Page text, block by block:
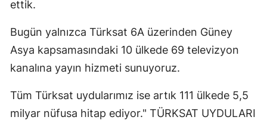
ettik.
Bugün yalnızca Türksat 6A üzerinden Güney
Asya kapsamasındaki 10 ülkede 69 televizyon
kanalına yayın hizmeti sunuyoruz.
Tüm Türksat uydularımız ise artık 111 ülkede 5,5
milyar nüfusa hitap ediyor." TÜRKSAT UYDULARI